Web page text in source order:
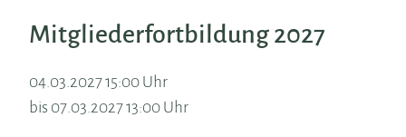
Mitgliederfortbildung 2027
04.03.2027 15:00 Uhr
bis 07.03.2027 13:00 Uhr